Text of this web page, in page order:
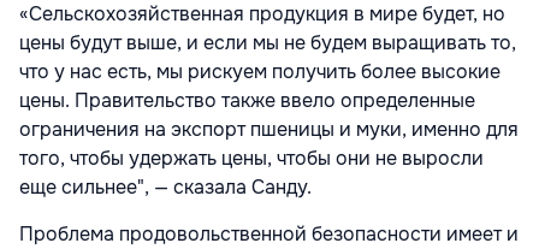
«Сельскохозяйственная продукция в мире будет, но
цены будут выше, и если мы не будем выращивать то,
что у нас есть, мы рискуем получить более высокие
цены. Правительство также ввело определенные
ограничения на экспорт пшеницы и муки, именно для
того, чтобы удержать цены, чтобы они не выросли
еще сильнее", — сказала Санду.
Проблема продовольственной безопасности имеет и